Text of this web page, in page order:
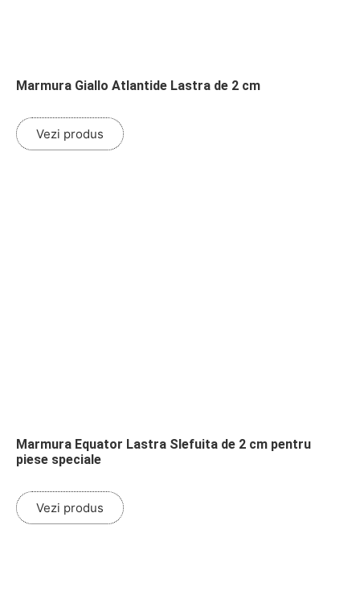
Marmura Giallo Atlantide Lastra de 2 cm
Vezi produs
Marmura Equator Lastra Slefuita de 2 cm pentru
piese speciale
Vezi produs